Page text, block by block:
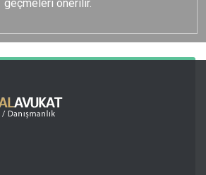
geçmeleri önerilir.